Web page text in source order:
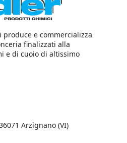
e commercializza
finalizzati alla
e di cuoio di altissimo
Arzignano (VI)